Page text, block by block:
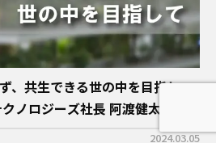
、共生できる世の中を目指し
ノロジーズ社長 阿渡健太
2024.03.05